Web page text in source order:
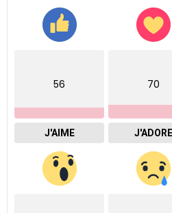
56
J'AIME
70
J'ADORE